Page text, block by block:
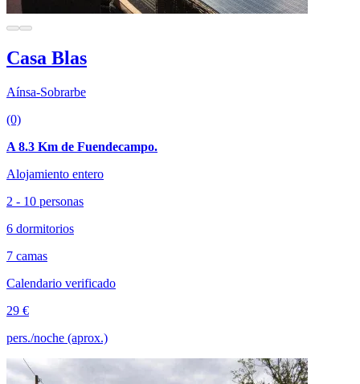
Casa Blas
Aínsa-Sobrarbe
(0)
A 8.3 Km de Fuendecampo.
Alojamiento entero
2 - 10 personas
6 dormitorios
7 camas
Calendario verificado
29 €
pers./noche (aprox.)